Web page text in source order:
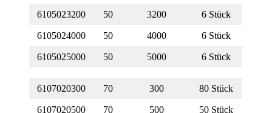
6105023200 50 3200 6 Stück
6105024000 50 4000 6 Stück
6105025000 50 5000 6 Stück
6107020300 70 300 80 Stück
6107020500 70 500 50 Stück